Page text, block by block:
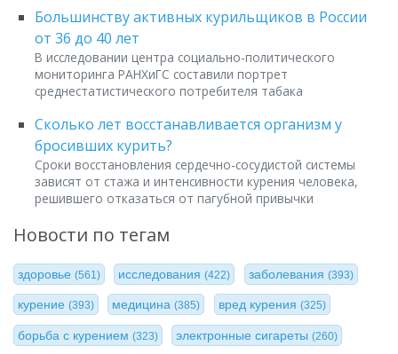
Большинству активных курильщиков в России
от 36 до 40 лет
В исследовании центра социально-политического
мониторинга РАНХиГС составили портрет
среднестатистического потребителя табака
Сколько лет восстанавливается организм у
бросивших курить?
Сроки восстановления сердечно-сосудистой системы
зависят от стажа и интенсивности курения человека,
решившего отказаться от пагубной привычки
Новости по тегам
здоровье (561) исследования(422) заболевания (393)
курение (393) медицина(385) вред курения (325)
борьба с курением (323) электронные сигареты(260)